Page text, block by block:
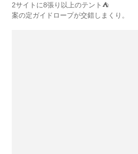
2サイトに8張り以上のテント⛺️
案の定ガイドロープが交錯しまくり。